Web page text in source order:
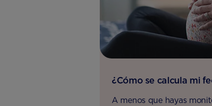
¿Cómo se calcula mi
A menos que hayas